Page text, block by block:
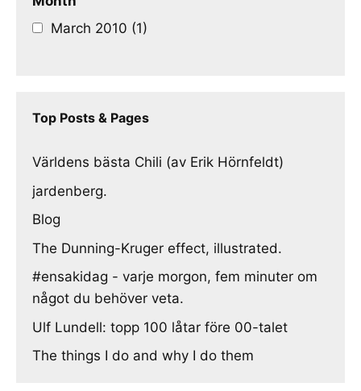
March 2010 (1)
Top Posts & Pages
Världens bästa Chili (av Erik Hörnfeldt)
jardenberg.
Blog
The Dunning-Kruger effect, illustrated.
#ensakidag - varje morgon, fem minuter om
något du behöver veta.
Ulf Lundell: topp 100 låtar före 00-talet
The things I do and why I do them